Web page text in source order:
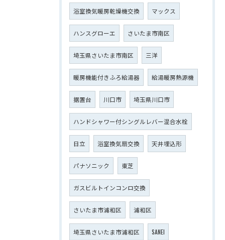
浴室換気暖房乾燥機交換 マックス
ハンスグローエ さいたま市南区
埼玉県さいたま市南区 三洋
暖房機能付きふろ給湯器 給湯暖房熱源機
据置台 川口市 埼玉県川口市
ハンドシャワー付シングルレバー混合水栓
日立 浴室換気扇交換 天井埋込形
パナソニック 東芝
ガスビルトインコンロ交換
さいたま市浦和区 浦和区
埼玉県さいたま市浦和区 SANEI